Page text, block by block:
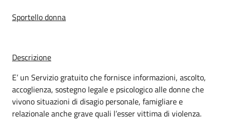
Sportello donna
Descrizione
E’ un Servizio gratuito che fornisce informazioni, ascolto,
accoglienza, sostegno legale e psicologico alle donne che
vivono situazioni di disagio personale, famigliare e
relazionale anche grave quali l’esser vittima di violenza.